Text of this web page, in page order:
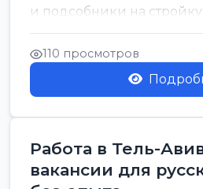
и подсобники на
Срочно требуются
110 просмотров
Работа в Тель-
вакансии для